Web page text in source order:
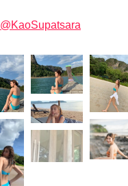
@KaoSupatsara